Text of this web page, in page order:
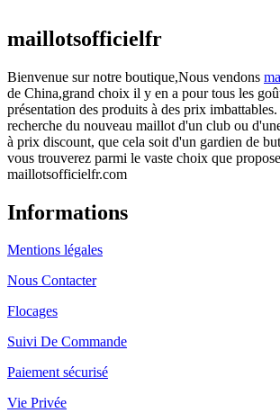
maillotsofficielfr
Bienvenue sur notre boutique,Nous vendons
de China,grand choix il y en a pour tous les
présentation des produits à des prix
recherche du nouveau maillot d'un club ou
à prix discount, que cela soit d'un gardien de
vous trouverez parmi le vaste choix que propose
maillotsofficielfr.com
Informations
Mentions légales
Nous Contacter
Flocages
Suivi De Commande
Paiement sécurisé
Vie Privée